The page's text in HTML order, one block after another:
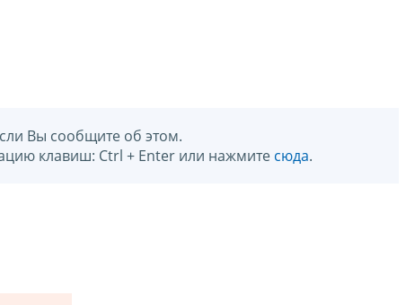
Вы сообщите об этом.
клавиш: Ctrl + Enter или нажмите сюда.